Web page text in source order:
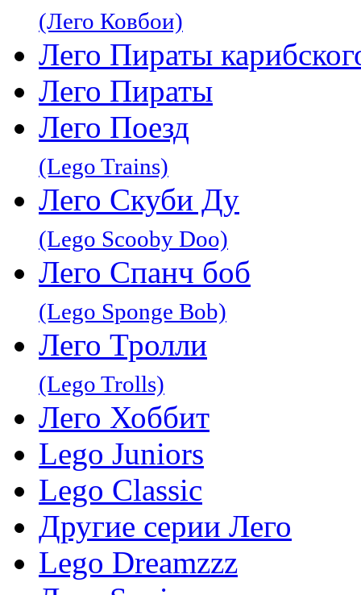
(Лего Ковбои)
Лего Пираты
Лего Пираты
Лего Поезд
(Lego Trains)
Лего Скуби Ду
(Lego Scooby Doo)
Лего Спанч боб
(Lego Sponge Bob)
Лего Тролли
(Lego Trolls)
Лего Хоббит
Lego Juniors
Lego Classic
Другие серии Лего
Lego Dreamzzz